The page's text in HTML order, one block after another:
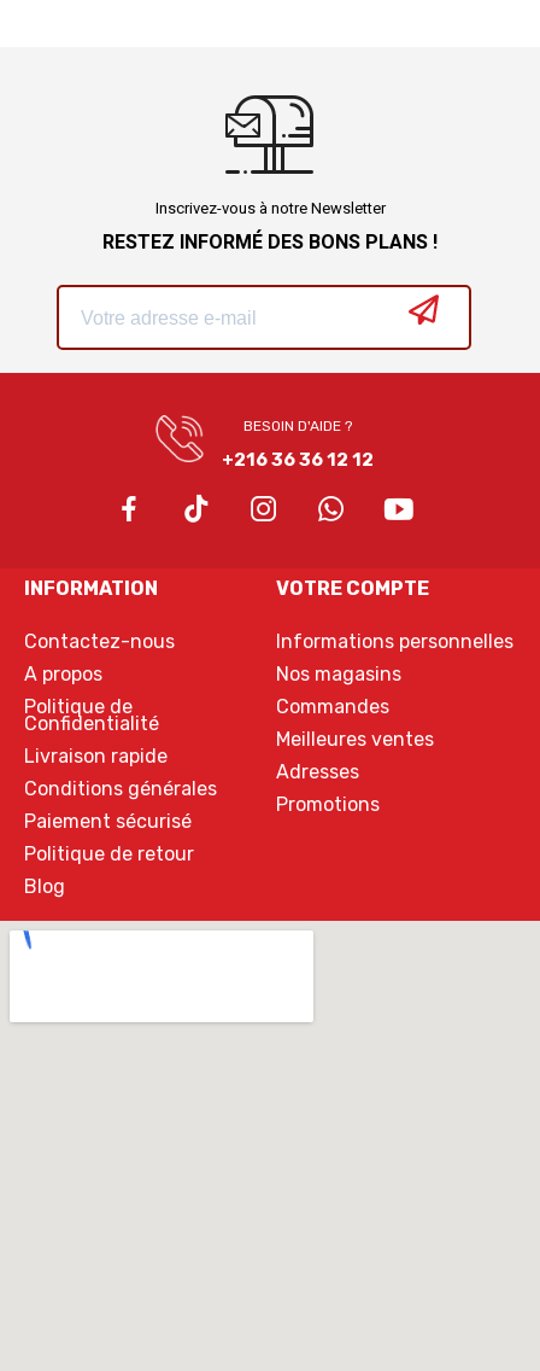
Inscrivez-vous à notre Newsletter
RESTEZ INFORMÉ DES BONS PLANS !
BESOIN D'AIDE ?
+216 36 36 12 12
INFORMATION
Contactez-nous
A propos
Politique de
Confidentialité
Livraison rapide
Conditions générales
Paiement sécurisé
Politique de retour
Blog
VOTRE COMPTE
Informations personnelles
Nos magasins
Commandes
Meilleures ventes
Adresses
Promotions